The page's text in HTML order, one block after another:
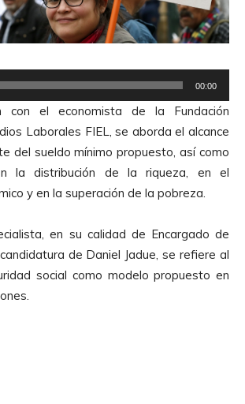
00:00
con el economista de la Fundación
Laborales FIEL, se aborda el alcance
del sueldo mínimo propuesto, así como
la distribución de la riqueza, en el
y en la superación de la pobreza.
en su calidad de Encargado de
de Daniel Jadue, se refiere al
social como modelo propuesto en